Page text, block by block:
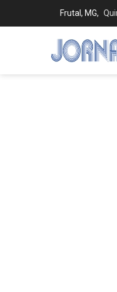
Frutal, MG,